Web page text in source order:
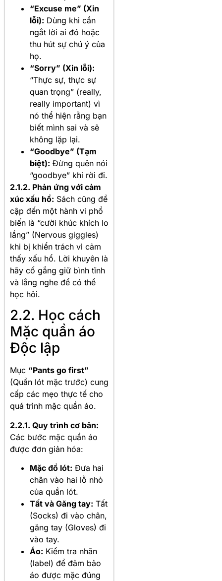
“Excuse me” (Xin
lỗi): Dùng khi cần
ngắt lời ai đó hoặc
thu hút sự chú ý của
họ.
“Sorry” (Xin lỗi):
“Thực sự, thực sự
quan trọng” (really,
really important) vì
nó thể hiện rằng bạn
biết mình sai và sẽ
không lặp lại.
“Goodbye” (Tạm
biệt): Đừng quên nói
“goodbye” khi rời đi.
2.1.2. Phản ứng với cảm
xúc xấu hổ: Sách cũng đề
cập đến một hành vi phổ
biến là “cười khúc khích lo
lắng” (Nervous giggles)
khi bị khiển trách vì cảm
thấy xấu hổ. Lời khuyên là
hãy cố gắng giữ bình tĩnh
và lắng nghe để có thể
học hỏi.
2.2. Học cách
Mặc quần áo
Độc lập
Mục “Pants go first”
(Quần lót mặc trước) cung
cấp các mẹo thực tế cho
quá trình mặc quần áo.
2.2.1. Quy trình cơ bản:
Các bước mặc quần áo
được đơn giản hóa:
Mặc đồ lót: Đưa hai
chân vào hai lỗ nhỏ
của quần lót.
Tất và Găng tay: Tất
(Socks) đi vào chân,
găng tay (Gloves) đi
vào tay.
Áo: Kiểm tra nhãn
(label) để đảm bảo
áo được mặc đúng